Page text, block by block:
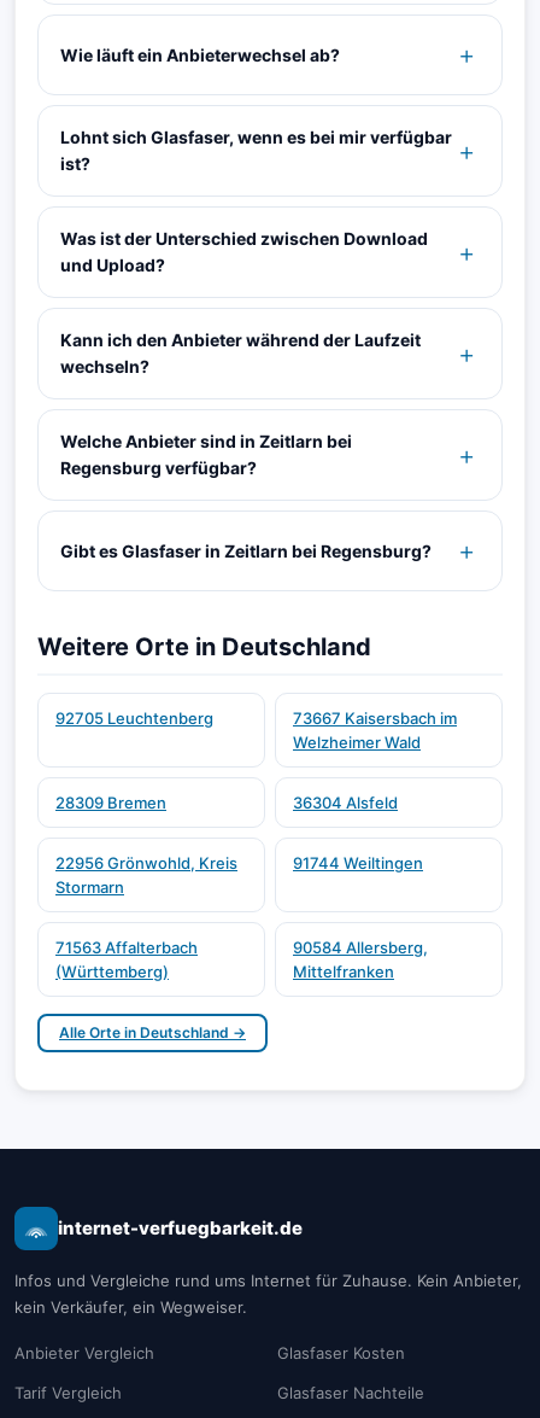
Wie läuft ein Anbieterwechsel ab?
Lohnt sich Glasfaser, wenn es bei mir verfügbar
ist?
Was ist der Unterschied zwischen Download
und Upload?
Kann ich den Anbieter während der Laufzeit
wechseln?
Welche Anbieter sind in Zeitlarn bei
Regensburg verfügbar?
Gibt es Glasfaser in Zeitlarn bei Regensburg?
Weitere Orte in Deutschland
92705 Leuchtenberg
73667 Kaisersbach im
Welzheimer Wald
28309 Bremen 36304 Alsfeld
22956 Grönwohld, Kreis
Stormarn
91744 Weiltingen
71563 Affalterbach
(Württemberg)
90584 Allersberg,
Mittelfranken
Alle Orte in Deutschland →
internet-verfuegbarkeit.de
Infos und Vergleiche rund ums Internet für Zuhause. Kein Anbieter,
kein Verkäufer, ein Wegweiser.
Anbieter Vergleich
Tarif Vergleich
Glasfaser Kosten
Glasfaser Nachteile